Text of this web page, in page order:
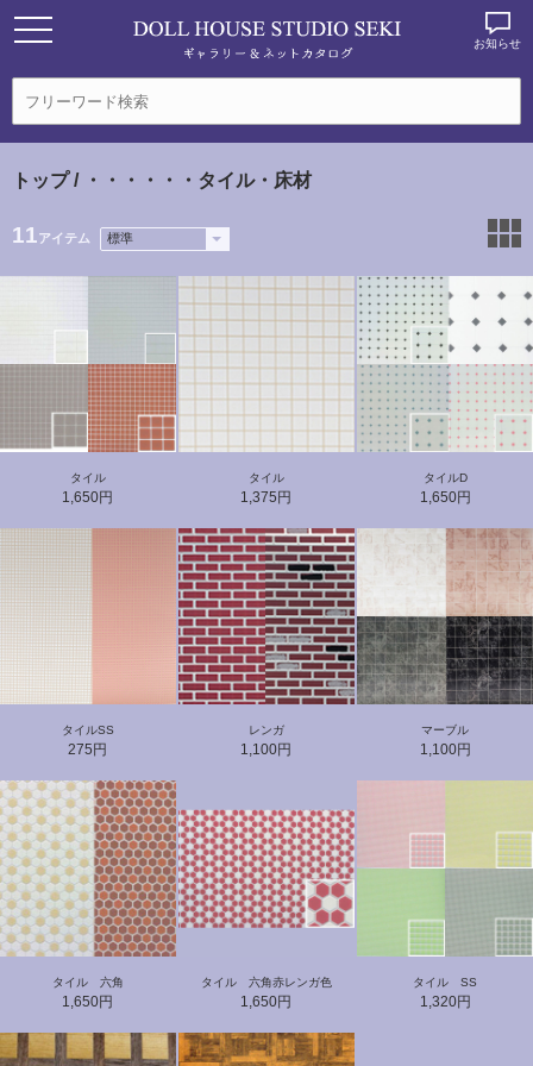
お知らせ
トップ/ ・・・・・・タイル・床材
11アイテム
タイル
1,650円
タイル
1,375円
タイルD
1,650円
タイルSS
275円
レンガ
1,100円
マーブル
1,100円
タイル 六角
1,650円
タイル 六角赤レンガ色
1,650円
タイル SS
1,320円